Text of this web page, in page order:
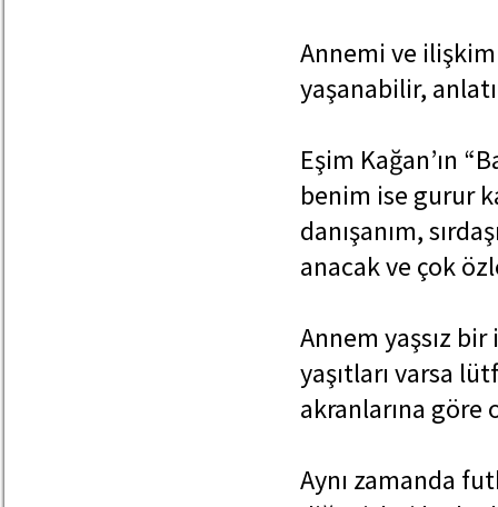
Annemi ve
yaşanabilir,
Eşim Kağan’ın
benim ise gurur
danışanım,
anacak ve çok
Annem yaşsız
yaşıtları varsa
akranlarına göre
Aynı zamanda